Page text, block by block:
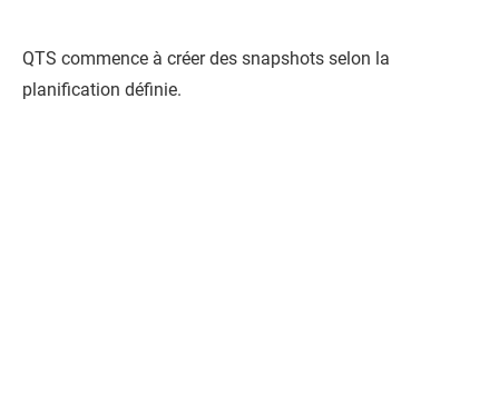
QTS commence à créer des snapshots selon la
planification définie.